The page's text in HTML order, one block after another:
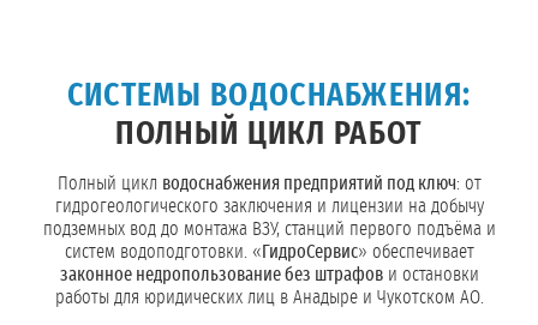
СИСТЕМЫ ВОДОСНАБЖЕНИЯ:
ПОЛНЫЙ ЦИКЛ РАБОТ
Полный цикл водоснабжения предприятий под ключ: от
гидрогеологического заключения и лицензии на добычу
подземных вод до монтажа ВЗУ, станций первого подъёма и
систем водоподготовки. «ГидроСервис» обеспечивает
законное недропользование без штрафови остановки
работы для юридических лиц в Анадыре и Чукотском АО.